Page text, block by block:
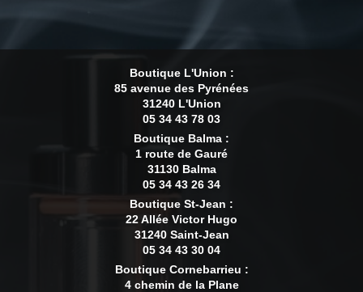
Boutique L'Union :
85 avenue des Pyrénées
31240 L'Union
05 34 43 78 03
Boutique Balma :
1 route de Gauré
31130 Balma
05 34 43 26 34
Boutique St-Jean :
22 Allée Victor Hugo
31240 Saint-Jean
05 34 43 30 04
Boutique Cornebarrieu :
4 chemin de la Plane